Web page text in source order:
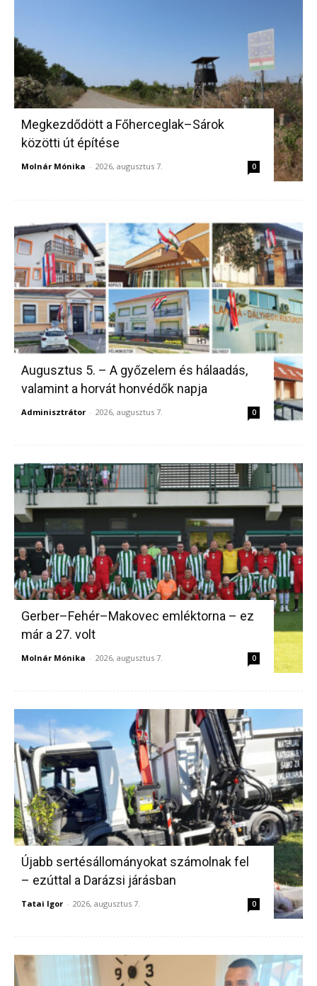
Megkezdődött a Főherceglak–Sárok
közötti út építése
Molnár Mónika - 2026, augusztus 7. 0
Augusztus 5. – A győzelem és hálaadás,
valamint a horvát honvédők napja
Adminisztrátor - 2026, augusztus 7. 0
Gerber–Fehér–Makovec emléktorna – ez
már a 27. volt
Molnár Mónika - 2026, augusztus 7. 0
Újabb sertésállományokat számolnak fel
– ezúttal a Darázsi járásban
Tatai Igor - 2026, augusztus 7. 0